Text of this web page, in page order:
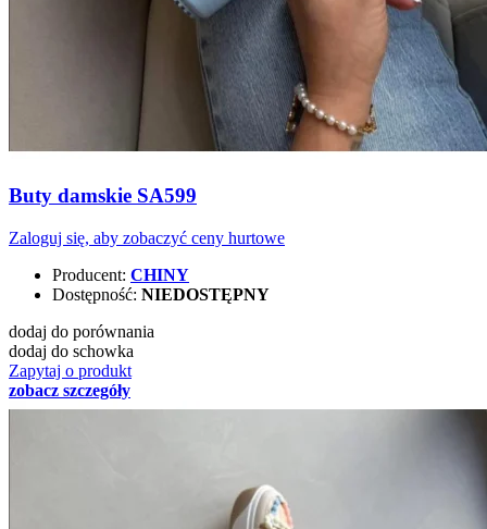
Buty damskie SA599
Zaloguj się, aby zobaczyć ceny hurtowe
Producent: CHINY
Dostępność: NIEDOSTĘPNY
dodaj do porównania
dodaj do schowka
Zapytaj o produkt
zobacz szczegóły